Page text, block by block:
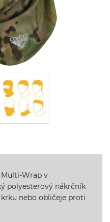
Wrap v
polyesterový nákrčník
nebo obličeje proti